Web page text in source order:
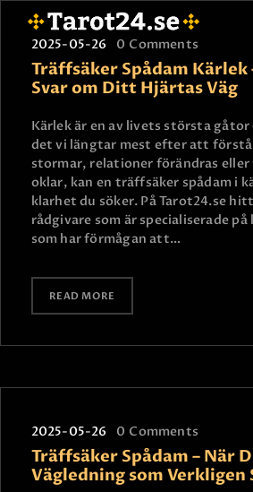
HEM
ASTROLOGI
STJÄRNTECKEN
TAROT
SPÅDAM-SIERSKA
BLOGG
JOBBA SOM SPÅDAM
BETALNING
2025-05-26 0 Comments
Träffsäker Spådam Kärlek
Svar om Ditt Hjärtas Väg
Kärlek är en av livets största
det vi längtar mest efter att
stormar, relationer förändras eller
oklar, kan en träffsäker spådam i
klarhet du söker. På Tarot24.se
rådgivare som är specialiserade
som har förmågan att…
READ MORE
2025-05-26 0 Comments
Träffsäker Spådam – När
Vägledning som Verkligen